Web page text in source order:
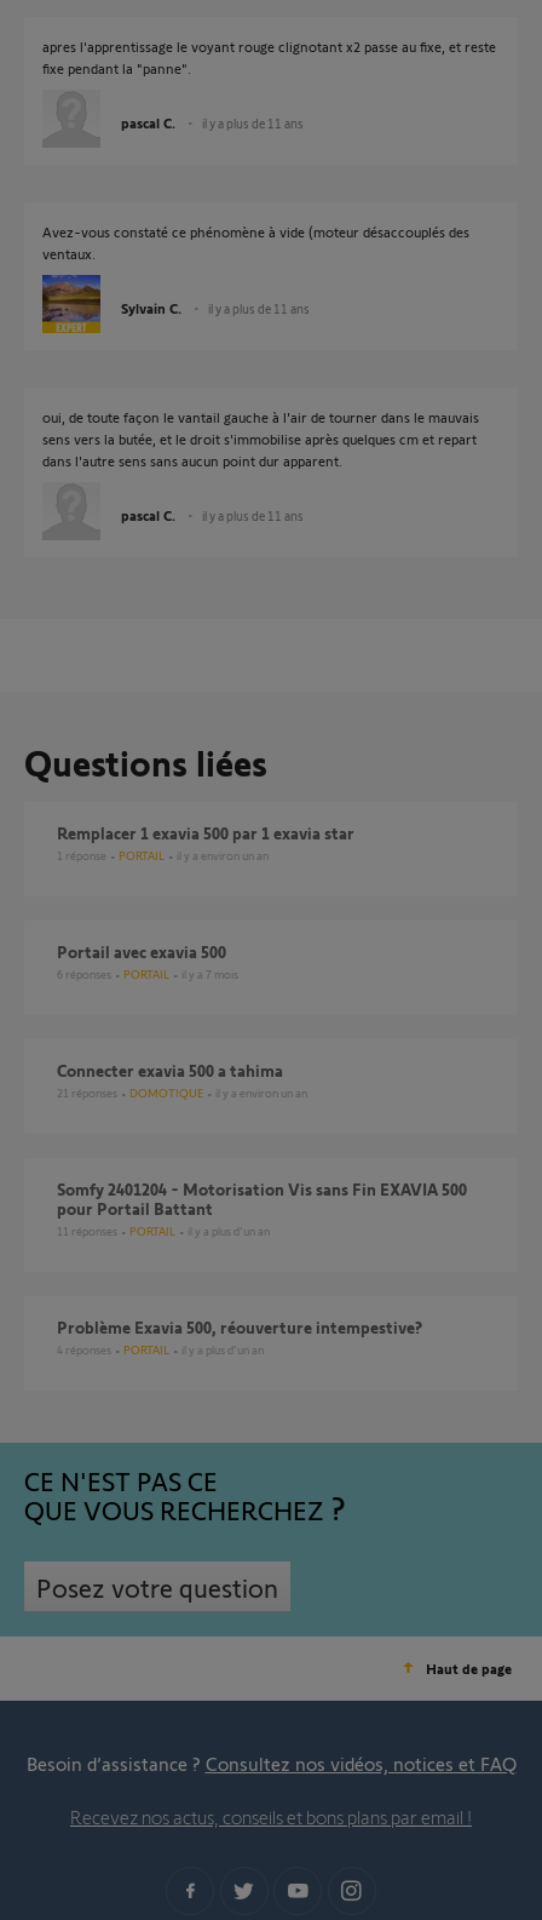
apres l'apprentissage le voyant rouge clignotant x2 passe au fixe, et reste
fixe pendant la "panne".
pascal C. il y a plus de 11 ans
Avez-vous constaté ce phénomène à vide (moteur désaccouplés des
ventaux.
Sylvain C. il y a plus de 11 ans
oui, de toute façon le vantail gauche à l'air de tourner dans le mauvais
sens vers la butée, et le droit s'immobilise après quelques cm et repart
dans l'autre sens sans aucun point dur apparent.
pascal C. il y a plus de 11 ans
Questions liées
remplacer 1 exavia 500 par 1 exavia star
1 réponse PORTAIL il y a environ un an
portail avec exavia 500
6 réponses PORTAIL il y a 7 mois
connecter exavia 500 a tahima
21 réponses DOMOTIQUE il y a environ un an
Somfy 2401204 - Motorisation Vis sans Fin EXAVIA 500
pour Portail Battant
11 réponses PORTAIL il y a plus d'un an
Problème Exavia 500, réouverture intempestive?
4 réponses PORTAIL il y a plus d'un an
CE N'EST PAS CE
QUE VOUS RECHERCHEZ
Posez votre question
Haut de page
Besoin d’assistance ? Consultez nos vidéos, notices et FAQ
Recevez nos actus, conseils et bons plans par email !